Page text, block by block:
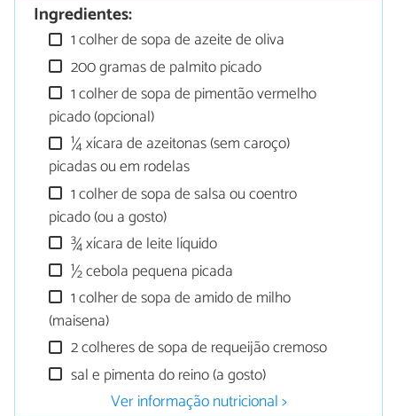
Ingredientes:
1 colher de sopa de azeite de oliva
200 gramas de palmito picado
1 colher de sopa de pimentão vermelho
picado (opcional)
¼ xícara de azeitonas (sem caroço)
picadas ou em rodelas
1 colher de sopa de salsa ou coentro
picado (ou a gosto)
¾ xícara de leite líquido
½ cebola pequena picada
1 colher de sopa de amido de milho
(maisena)
2 colheres de sopa de requeijão cremoso
sal e pimenta do reino (a gosto)
Ver informação nutricional >